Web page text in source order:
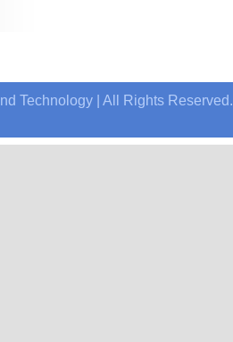
Technology | All Rights Reserved.